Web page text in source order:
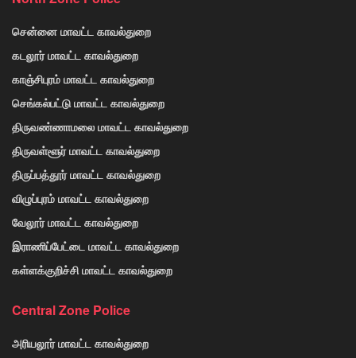
சென்னை மாவட்ட காவல்துறை
கடலூர் மாவட்ட காவல்துறை
காஞ்சிபுரம் மாவட்ட காவல்துறை
செங்கல்பட்டு மாவட்ட காவல்துறை
திருவண்ணாமலை மாவட்ட காவல்துறை
திருவள்ளூர் மாவட்ட காவல்துறை
திருப்பத்தூர் மாவட்ட காவல்துறை
விழுப்புரம் மாவட்ட காவல்துறை
வேலூர் மாவட்ட காவல்துறை
இராணிப்பேட்டை மாவட்ட காவல்துறை
கள்ளக்குறிச்சி மாவட்ட காவல்துறை
Central Zone Police
அரியலூர் மாவட்ட காவல்துறை